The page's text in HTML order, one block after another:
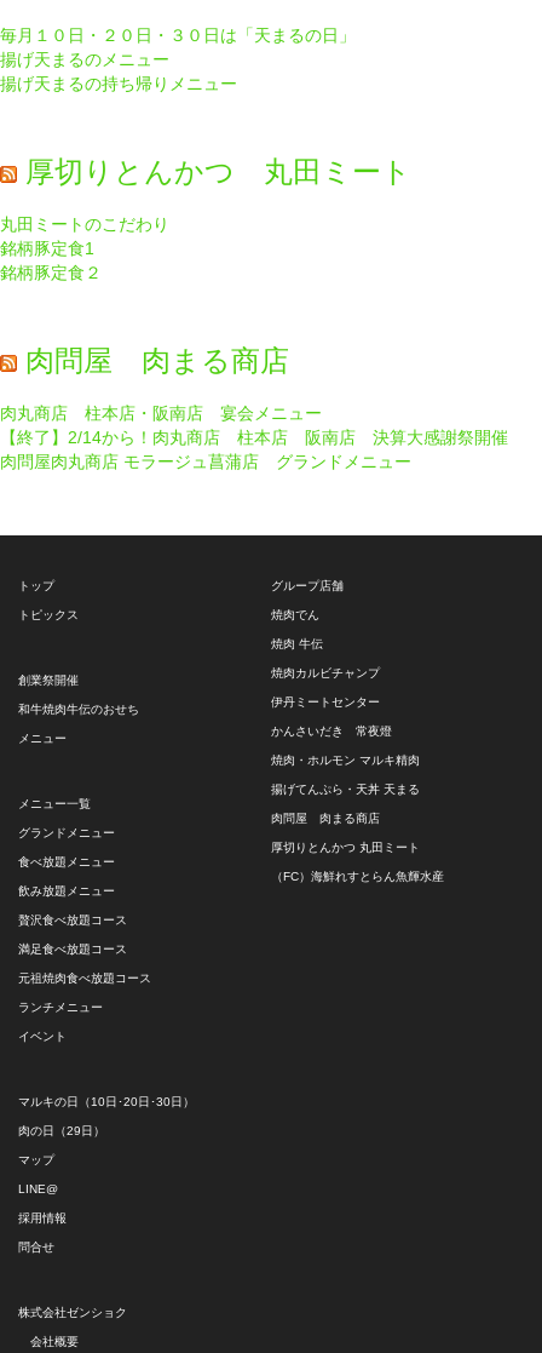
毎月１０日・２０日・３０日は「天まるの日」
揚げ天まるのメニュー
揚げ天まるの持ち帰りメニュー
厚切りとんかつ 丸田ミート
丸田ミートのこだわり
銘柄豚定食1
銘柄豚定食２
肉問屋 肉まる商店
肉丸商店 柱本店・阪南店 宴会メニュー
【終了】2/14から！肉丸商店 柱本店 阪南店 決算大感謝祭開催
肉問屋肉丸商店 モラージュ菖蒲店 グランドメニュー
トップ
トピックス
創業祭開催
和牛焼肉牛伝のおせち
メニュー
メニュー一覧
グランドメニュー
食べ放題メニュー
飲み放題メニュー
贅沢食べ放題コース
満足食べ放題コース
元祖焼肉食べ放題コース
ランチメニュー
イベント
マルキの日（10日･20日･30日）
肉の日（29日）
マップ
LINE@
採用情報
問合せ
グループ店舗
焼肉でん
焼肉 牛伝
焼肉カルビチャンプ
伊丹ミートセンター
かんさいだき 常夜燈
焼肉・ホルモン マルキ精肉
揚げてんぷら・天丼 天まる
肉問屋 肉まる商店
厚切りとんかつ 丸田ミート
（FC）海鮮れすとらん魚輝水産
株式会社ゼンショク
会社概要